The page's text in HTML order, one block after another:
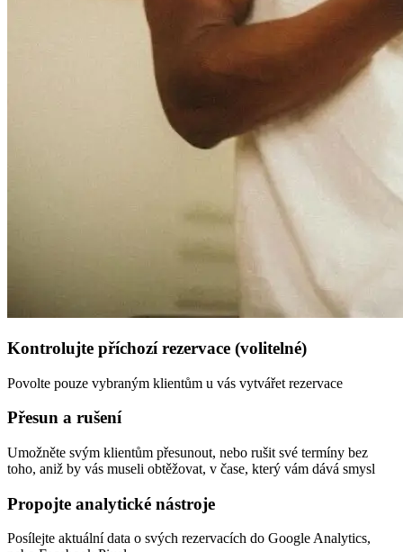
Kontrolujte příchozí rezervace (volitelné)
Povolte pouze vybraným klientům u vás vytvářet rezervace
Přesun a rušení
Umožněte svým klientům přesunout, nebo rušit své termíny bez
toho, aniž by vás museli obtěžovat, v čase, který vám dává smysl
Propojte analytické nástroje
Posílejte aktuální data o svých rezervacích do Google Analytics,